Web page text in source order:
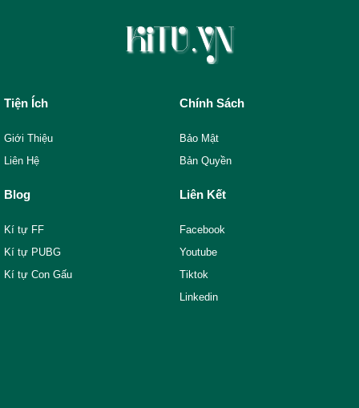
Tiện Ích
Giới Thiệu
Liên Hệ
Chính Sách
Bảo Mật
Bản Quyền
Blog
Kí tự FF
Kí tự PUBG
Kí tự Con Gấu
Liên Kết
Facebook
Youtube
Tiktok
Linkedin